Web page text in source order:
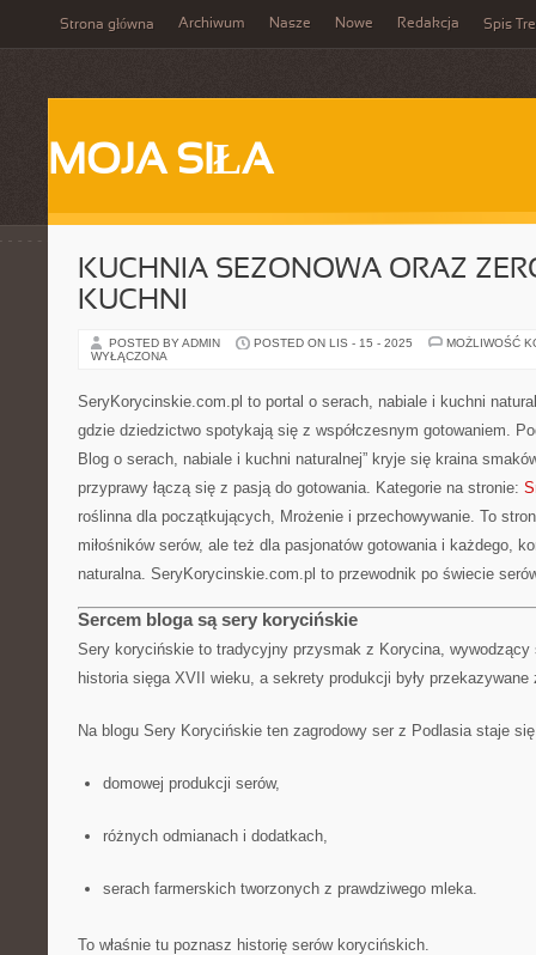
Strona główna Archiwum Nasze Nowe Redakcja Spis
MOJA SIŁA
KUCHNIA SEZONOWA ORAZ
KUCHNI
POSTED BY ADMIN POSTED ON LIS - 15 - 2025
MOŻLIWOŚĆ
WYŁĄCZONA
SeryKorycinskie.com.pl to portal o serach, nabiale i kuchni
gdzie dziedzictwo spotykają się z współczesnym gotowaniem.
Blog o serach, nabiale i kuchni naturalnej” kryje się kraina
przyprawy łączą się z pasją do gotowania. Kategorie na stronie:
roślinna dla początkujących, Mrożenie i przechowywanie. To
miłośników serów, ale też dla pasjonatów gotowania i każdego,
naturalna. SeryKorycinskie.com.pl to przewodnik po świecie
Sercem bloga są sery korycińskie
Sery korycińskie to tradycyjny przysmak z Korycina, wywodzący
historia sięga XVII wieku, a sekrety produkcji były
Na blogu Sery Korycińskie ten zagrodowy ser z Podlasia staje
domowej produkcji serów,
różnych odmianach i dodatkach,
serach farmerskich tworzonych z prawdziwego mleka.
To właśnie tu poznasz historię serów korycińskich.